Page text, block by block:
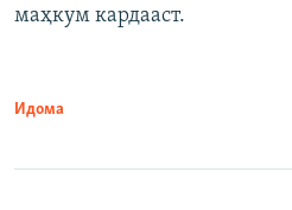
маҳкум кардааст.
Идома